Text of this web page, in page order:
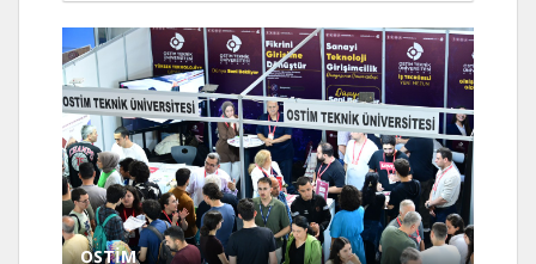
OSTİM